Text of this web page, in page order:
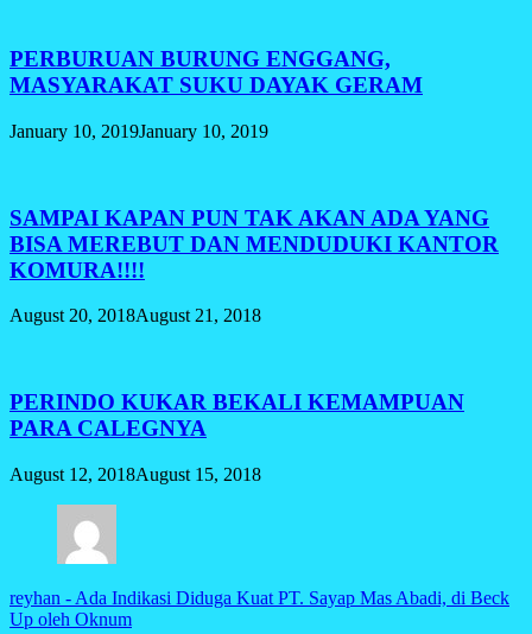
PERBURUAN BURUNG ENGGANG,
MASYARAKAT SUKU DAYAK GERAM
January 10, 2019January 10, 2019
SAMPAI KAPAN PUN TAK AKAN ADA YANG
BISA MEREBUT DAN MENDUDUKI KANTOR
KOMURA!!!!
August 20, 2018August 21, 2018
PERINDO KUKAR BEKALI KEMAMPUAN
PARA CALEGNYA
August 12, 2018August 15, 2018
reyhan - Ada Indikasi Diduga Kuat PT. Sayap Mas Abadi, di Beck
Up oleh Oknum